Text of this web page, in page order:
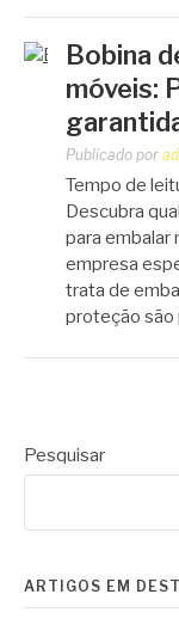
Bobina
móveis:
Publicado por
Tempo de
Descubra
para embalar
empresa
trata de
proteção são
Pesquisar
ARTIGOS EM